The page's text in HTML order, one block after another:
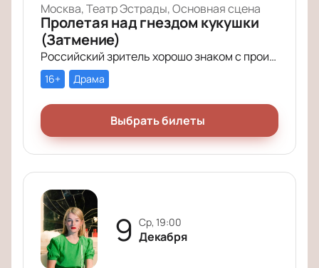
Москва, Театр Эстрады, Основная сцена
Пролетая над гнездом кукушки
(Затмение)
Российский зритель хорошо знаком с произведением Кена Кизи «Пролетая над гнездом кукушки». История поменяла название (теперь оно звучит совсем кратко – «Затмение»), но сюжет по-прежнему будоражит умы зрителей.
16+ Драма
Выбрать билеты
9 ср, 19:00
Декабря